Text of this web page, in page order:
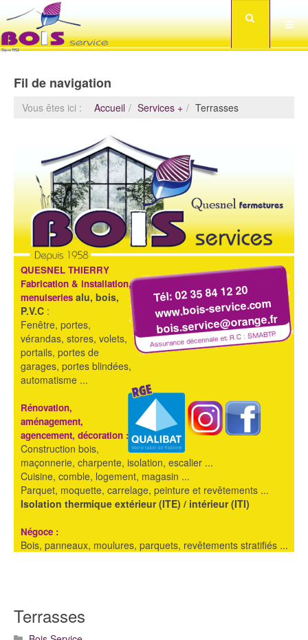
Fil de navigation
Vous êtes ici : Accueil Services + Terrasses
Tél: 02 35 84 12 20
www.bois-service.com
bois.service@orange.fr
QUESNEL THIERRY
Fabrication & installation,
menuiseries alu, bois,
P.V.C :
Fenêtre, portes,
vérandas, stores, volets,
portails, portes de
garages, portes blindées,
automatisme ...
Rénovation,
aménagement,
agencement, décoration :
Construction bois,
maçonnerie, charpente, isolation, escalier ...
Cuisine, comble, logement, magasin ...
Parquet, moquette, carrelage, peinture et revêtements ...
Isolation thermique extérieur (ITE) / intérieur (ITI)
Négoce :
Bois, panneaux, moulures, parquets, revêtements stratifiés ...
Terrasses